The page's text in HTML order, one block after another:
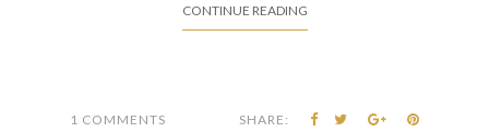
CONTINUE READING
1 COMMENTS SHARE: